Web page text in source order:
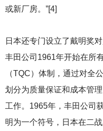
或新厂房。”[4]
日本还专门设立了戴明奖
丰田公司1961年开始在所
（TQC）体制，通过对全
划分为质量保证和成本管
工作。1965年，丰田公司
明为一个符号，日本在二